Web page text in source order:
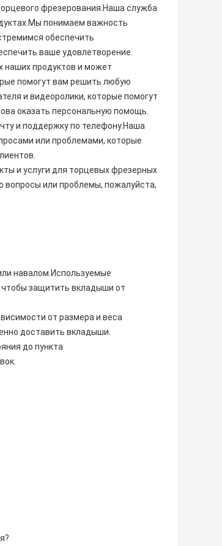
фрезерования.Наша служба
понимаем важность
обеспечить
ваше удовлетворение.
наших продуктов и может
помогут вам решить любую
и видеоролики, которые помогут
оказать персональную помощь.
и поддержку по телефону.Наша
или проблемами, которые
и услуги для торцевых фрезерных
вопросы или проблемы, пожалуйста,
навалом.Используемые
защитить вкладыши от
от размера и веса
доставить вкладыши.
до пункта